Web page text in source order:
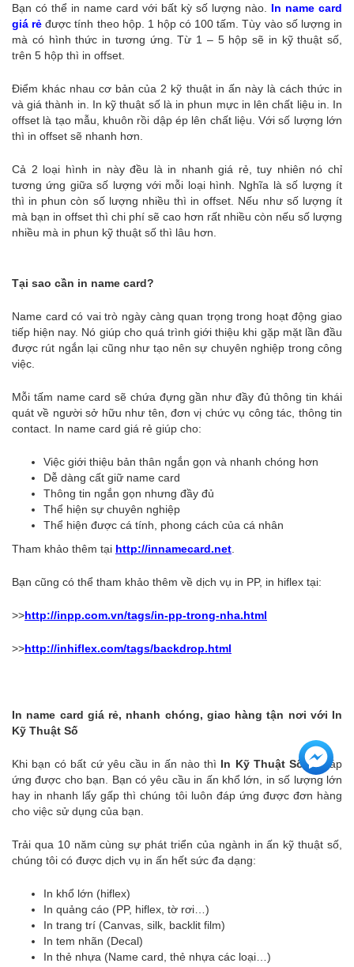
Bạn có thể in name card với bất kỳ số lượng nào. In name card
giá rẻ được tính theo hộp. 1 hộp có 100 tấm. Tùy vào số lượng in
mà có hình thức in tương ứng. Từ 1 – 5 hộp sẽ in kỹ thuật số,
trên 5 hộp thì in offset.
Điểm khác nhau cơ bản của 2 kỹ thuật in ấn này là cách thức in
và giá thành in. In kỹ thuật số là in phun mực in lên chất liệu in. In
offset là tạo mẫu, khuôn rồi dập ép lên chất liệu. Với số lượng lớn
thì in offset sẽ nhanh hơn.
Cả 2 loại hình in này đều là in nhanh giá rẻ, tuy nhiên nó chỉ
tương ứng giữa số lượng với mỗi loại hình. Nghĩa là số lượng ít
thì in phun còn số lượng nhiều thì in offset. Nếu như số lượng ít
mà bạn in offset thì chi phí sẽ cao hơn rất nhiều còn nếu số lượng
nhiều mà in phun kỹ thuật số thì lâu hơn.
Tại sao cần in name card?
Name card có vai trò ngày càng quan trọng trong hoạt động giao
tiếp hiện nay. Nó giúp cho quá trình giới thiệu khi gặp mặt lần đầu
được rút ngắn lại cũng như tạo nên sự chuyên nghiệp trong công
việc.
Mỗi tấm name card sẽ chứa đựng gần như đầy đủ thông tin khái
quát về người sở hữu như tên, đơn vị chức vụ công tác, thông tin
contact. In name card giá rẻ giúp cho:
Việc giới thiệu bản thân ngắn gọn và nhanh chóng hơn
Dễ dàng cất giữ name card
Thông tin ngắn gọn nhưng đầy đủ
Thể hiện sự chuyên nghiệp
Thể hiện được cá tính, phong cách của cá nhân
Tham khảo thêm tại http://innamecard.net
Bạn cũng có thể tham khảo thêm về dịch vụ in PP, in hiflex tại:
>>http://inpp.com.vn/tags/in-pp-trong-nha.html
>>http://inhiflex.com/tags/backdrop.html
In name card giá rẻ, nhanh chóng, giao hàng tận nơi với In
Kỹ Thuật Số
Khi bạn có bất cứ yêu cầu in ấn nào thì In Kỹ Thuật Sốsẽ đáp
ứng được cho bạn. Bạn có yêu cầu in ấn khổ lớn, in số lượng lớn
hay in nhanh lấy gấp thì chúng tôi luôn đáp ứng được đơn hàng
cho việc sử dụng của bạn.
Trải qua 10 năm cùng sự phát triển của ngành in ấn kỹ thuật số,
chúng tôi có được dịch vụ in ấn hết sức đa dạng:
In khổ lớn (hiflex)
In quảng cáo (PP, hiflex, tờ rơi…)
In trang trí (Canvas, silk, backlit film)
In tem nhãn (Decal)
In thẻ nhựa (Name card, thẻ nhựa các loại…)